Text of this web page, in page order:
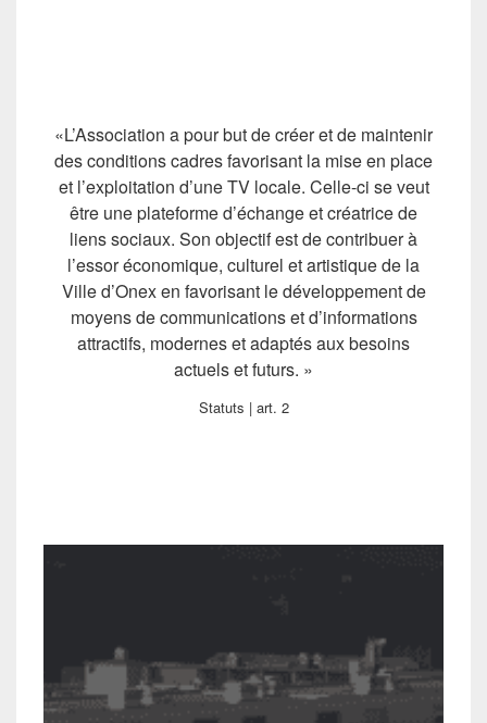
«L’Association a pour but de créer et de maintenir
des conditions cadres favorisant la mise en place
et l’exploitation d’une TV locale. Celle-ci se veut
être une plateforme d’échange et créatrice de
liens sociaux. Son objectif est de contribuer à
l’essor économique, culturel et artistique de la
Ville d’Onex en favorisant le développement de
moyens de communications et d’informations
attractifs, modernes et adaptés aux besoins
actuels et futurs. »
Statuts | art. 2